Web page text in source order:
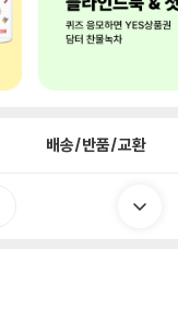
배송/반품/교환